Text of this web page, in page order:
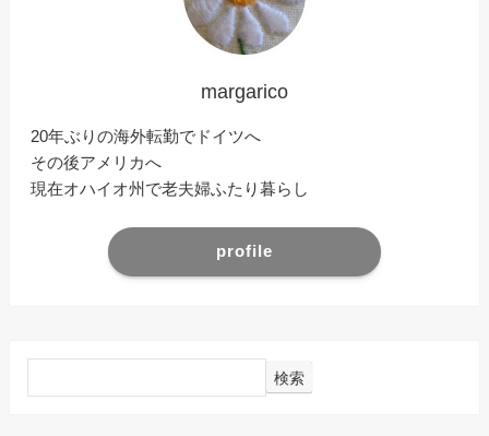
margarico
20年ぶりの海外転勤でドイツへ
その後アメリカへ
現在オハイオ州で老夫婦ふたり暮らし
profile
検索